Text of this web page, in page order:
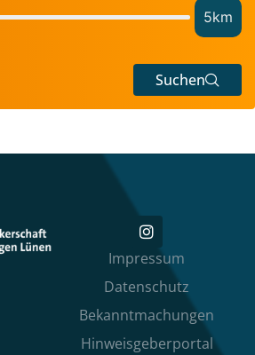
5km
Suchen
Impressum
Datenschutz
Bekanntmachungen
Hinweisgeberportal